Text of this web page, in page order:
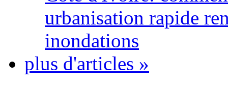
urbanisation rapide
inondations
plus d'articles »